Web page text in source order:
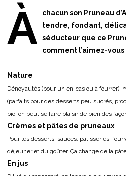
À
chacun son Pruneau
tendre, fondant,
séducteur que ce
comment l’aimez-vous
Nature
Dénoyautés (pour un en-cas ou à fourrer),
(parfaits pour des desserts peu sucrés,
bio, on peut se faire plaisir de bien des
Crèmes et pâtes de pruneaux
Pour les desserts, sauces, pâtisseries,
déjeuner et du goûter. Ça change de la
En jus